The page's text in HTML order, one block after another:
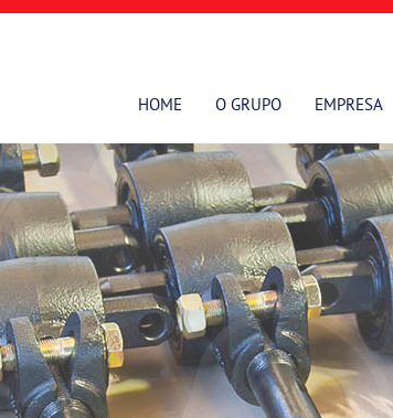
HOME O GRUPO EMPRESA